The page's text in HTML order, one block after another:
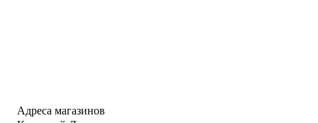
Адреса магазинов